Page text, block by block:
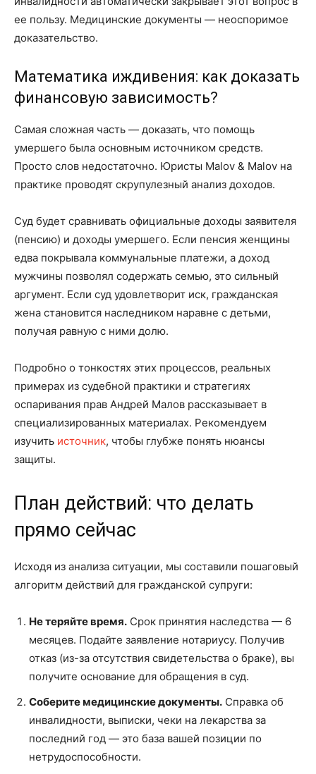
ее пользу. Медицинские документы — неоспоримое
доказательство.
Математика иждивения: как доказать
финансовую зависимость?
Самая сложная часть — доказать, что помощь
умершего была основным источником средств.
Просто слов недостаточно. Юристы Malov & Malov на
практике проводят скрупулезный анализ доходов.
Суд будет сравнивать официальные доходы заявителя
(пенсию) и доходы умершего. Если пенсия женщины
едва покрывала коммунальные платежи, а доход
мужчины позволял содержать семью, это сильный
аргумент. Если суд удовлетворит иск, гражданская
жена становится наследником наравне с детьми,
получая равную с ними долю.
Подробно о тонкостях этих процессов, реальных
примерах из судебной практики и стратегиях
оспаривания прав Андрей Малов рассказывает в
специализированных материалах. Рекомендуем
изучить источник, чтобы глубже понять нюансы
защиты.
План действий: что делать
прямо сейчас
Исходя из анализа ситуации, мы составили пошаговый
алгоритм действий для гражданской супруги:
Не теряйте время. Срок принятия наследства — 6
месяцев. Подайте заявление нотариусу. Получив
отказ (из-за отсутствия свидетельства о браке), вы
получите основание для обращения в суд.
Соберите медицинские документы. Справка об
инвалидности, выписки, чеки на лекарства за
последний год — это база вашей позиции по
нетрудоспособности.